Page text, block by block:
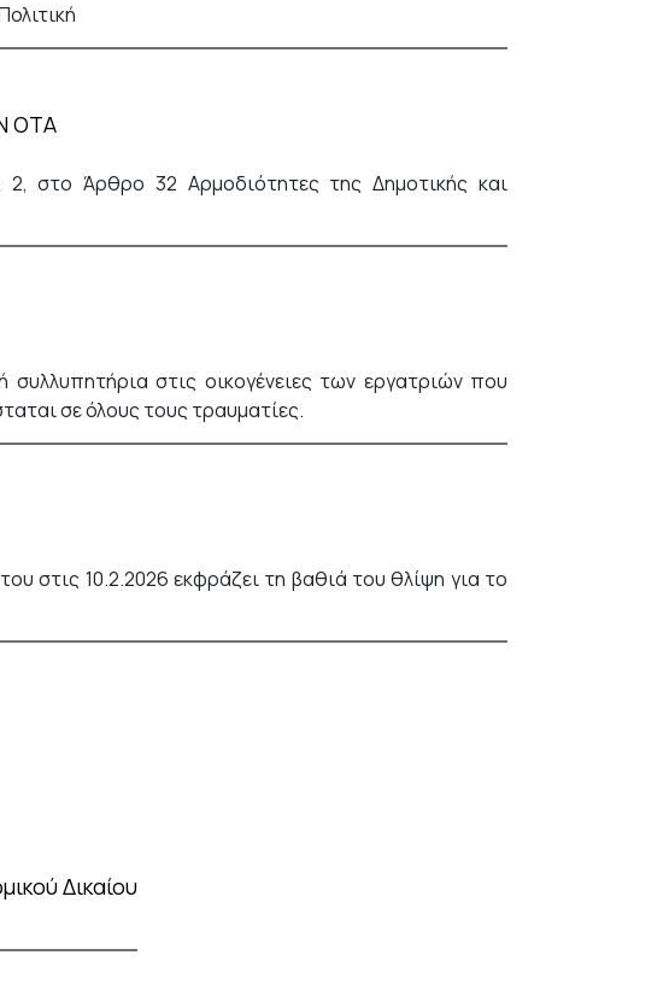
ΟΤΑ
2, στο Άρθρο 32 Αρμοδιότητες της Δημοτικής και
συλλυπητήρια στις οικογένειες των εργατριών που
σε όλους τους τραυματίες.
στις 10.2.2026 εκφράζει τη βαθιά του θλίψη για το
Δικαίου